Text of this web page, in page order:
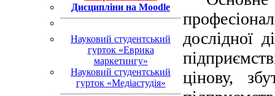
Дисципліни на Moodle
Науковий студентський
гурток «Еврика
маркетингу»
Науковий студентський
гурток «Медіастудія»
дослідної
цінову,